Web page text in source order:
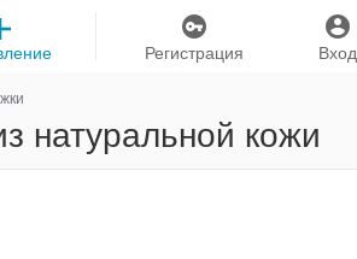
Вход
Регистрация
натуральной кожи